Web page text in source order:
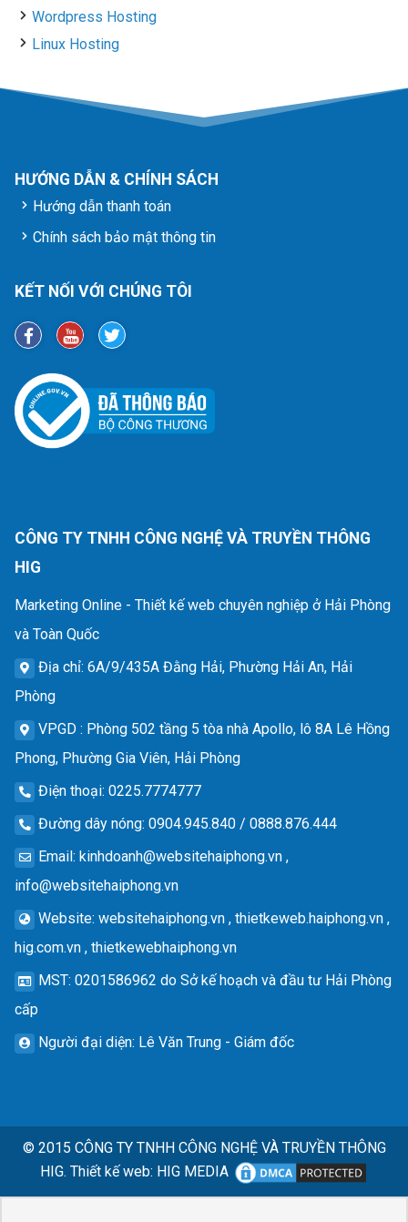
Wordpress Hosting
Linux Hosting
HƯỚNG DẪN & CHÍNH SÁCH
Hướng dẫn thanh toán
Chính sách bảo mật thông tin
KẾT NỐI VỚI CHÚNG TÔI
CÔNG TY TNHH CÔNG NGHỆ VÀ TRUYỀN THÔNG
HIG
Marketing Online - Thiết kế web chuyên nghiệp ở Hải Phòng
và Toàn Quốc
Địa chỉ: 6A/9/435A Đằng Hải, Phường Hải An, Hải
Phòng
VPGD : Phòng 502 tầng 5 tòa nhà Apollo, lô 8A Lê Hồng
Phong, Phường Gia Viên, Hải Phòng
Điện thoại: 0225.7774777
Đường dây nóng: 0904.945.840 / 0888.876.444
Email: kinhdoanh@websitehaiphong.vn ,
info@websitehaiphong.vn
Website: websitehaiphong.vn , thietkeweb.haiphong.vn ,
hig.com.vn , thietkewebhaiphong.vn
MST: 0201586962 do Sở kế hoạch và đầu tư Hải Phòng
cấp
Người đại diện: Lê Văn Trung - Giám đốc
© 2015 CÔNG TY TNHH CÔNG NGHỆ VÀ TRUYỀN THÔNG
HIG. Thiết kế web: HIG MEDIA